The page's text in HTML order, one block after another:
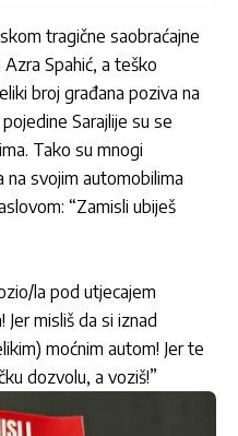
tragične saobraćajne
Spahić, a teško
broj građana poziva na
Sarajlije su se
Tako su mnogi
na svojim automobilima
“Zamisli ubiješ
la pod utjecajem
Jer misliš da si iznad
moćnim autom! Jer te
dozvolu, a voziš!”